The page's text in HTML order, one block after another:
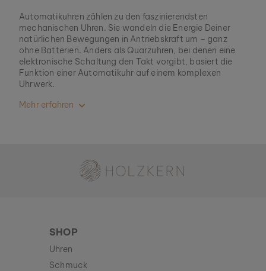
Automatikuhren zählen zu den faszinierendsten
mechanischen Uhren. Sie wandeln die Energie Deiner
natürlichen Bewegungen in Antriebskraft um – ganz
ohne Batterien. Anders als Quarzuhren, bei denen eine
elektronische Schaltung den Takt vorgibt, basiert die
Funktion einer Automatikuhr auf einem komplexen
Uhrwerk.
Mehr erfahren
SHOP
Uhren
Schmuck